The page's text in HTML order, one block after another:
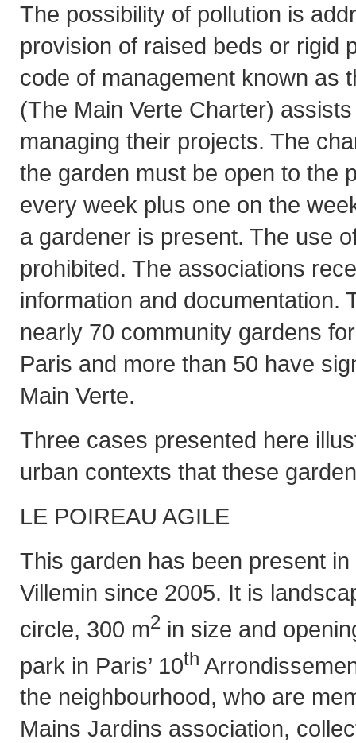
The possibility of pollution is
provision of raised beds or rigid
code of management known as
(The Main Verte Charter)
managing their projects. The
the garden must be open to the
every week plus one on the
a gardener is present. The use
prohibited. The associations
information and documentation.
nearly 70 community gardens
Paris and more than 50 have
Main Verte.
Three cases presented here
urban contexts that these
LE POIREAU AGILE
This garden has been present
Villemin since 2005. It is
circle, 300 m2 in size and
park in Paris’ 10th
the neighbourhood, who are
Mains Jardins association,